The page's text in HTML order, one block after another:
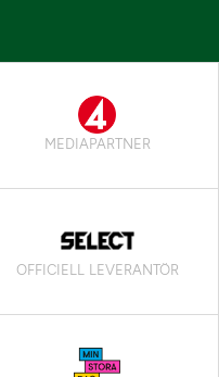
MEDIAPARTNER
OFFICIELL LEVERANTÖR